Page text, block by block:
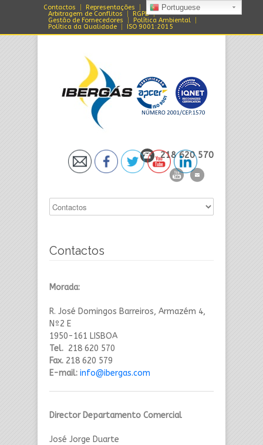
Contactos
Representações
Arbitragem de Conflitos
RGPD
Gestão de Fornecedores
Política Ambiental
Política da Qualidade
ISO 9001:2015
218 620 570
Contactos
Morada:
R. José Domingos Barreiros, Armazém 4,
Nº2 E
1950-161 LISBOA
Tel. 218 620 570
Fax. 218 620 579
E-mail: info@ibergas.com
Director Departamento Comercial
José Jorge Duarte
Portuguese